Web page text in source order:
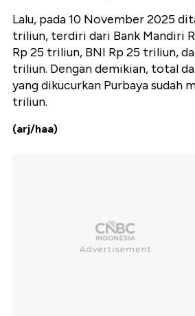
Lalu, pada 10 November 2025
triliun, terdiri dari Bank Mandiri
Rp 25 triliun, BNI Rp 25 triliun,
triliun. Dengan demikian, total
yang dikucurkan Purbaya sudah
triliun.
(arj/haa)